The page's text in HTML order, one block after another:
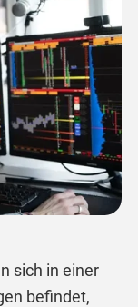
sich in einer
befindet,